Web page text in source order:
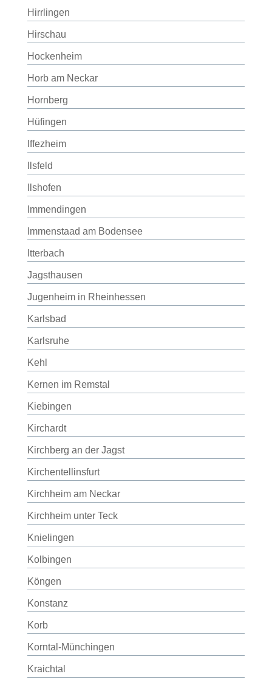
Hirrlingen
Hirschau
Hockenheim
Horb am Neckar
Hornberg
Hüfingen
Iffezheim
Ilsfeld
Ilshofen
Immendingen
Immenstaad am Bodensee
Itterbach
Jagsthausen
Jugenheim in Rheinhessen
Karlsbad
Karlsruhe
Kehl
Kernen im Remstal
Kiebingen
Kirchardt
Kirchberg an der Jagst
Kirchentellinsfurt
Kirchheim am Neckar
Kirchheim unter Teck
Knielingen
Kolbingen
Köngen
Konstanz
Korb
Korntal-Münchingen
Kraichtal